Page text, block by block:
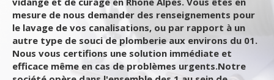
mesure de nous demander des renseignements pour
le lavage de vos canalisations, ou par rapport à un
autre type de souci de plomberie aux environs du 01.
Nous vous certifions une solution immédiate et
efficace même en cas de problèmes urgents.Notre